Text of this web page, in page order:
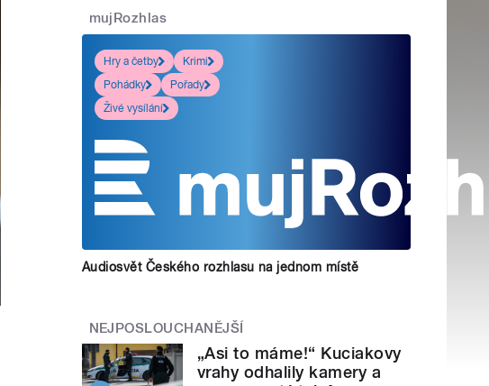
mujRozhlas
Hry a četby
Krimi
Pohádky
Pořady
Živé vysílání
Audiosvět Českého rozhlasu na jednom místě
NEJPOSLOUCHANĚJŠÍ
„Asi to máme!“ Kuciakovy
vrahy odhalily kamery a